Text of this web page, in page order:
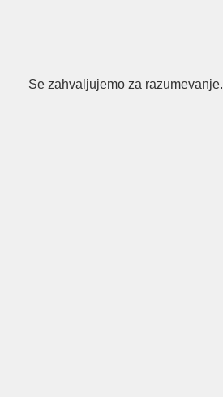
Se zahvaljujemo za razumevanje.